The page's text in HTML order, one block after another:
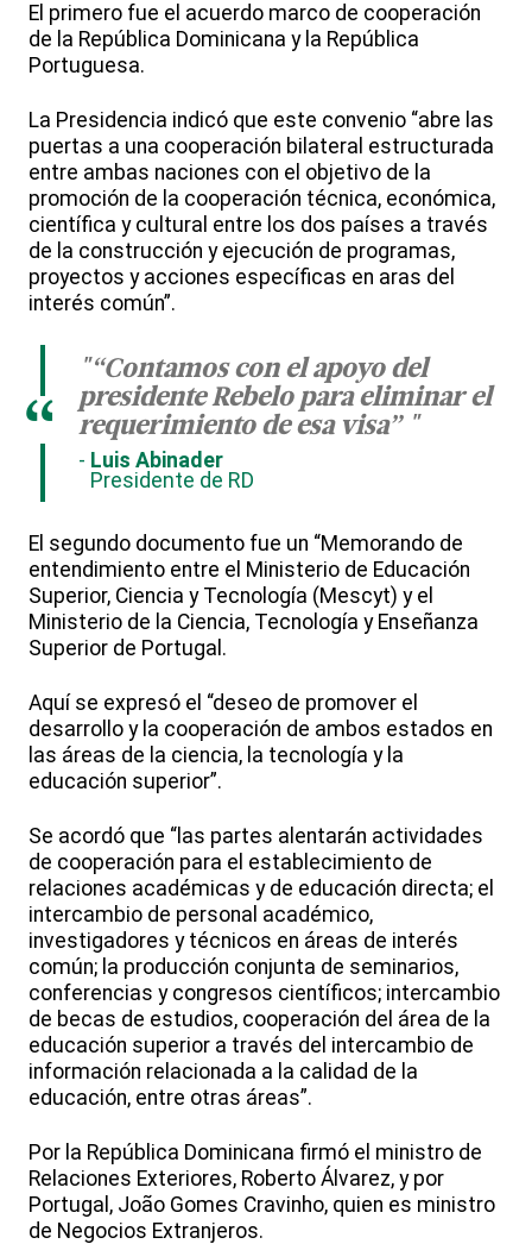
El primero fue el acuerdo marco de cooperación
de la República Dominicana y la República
Portuguesa.
La Presidencia indicó que este convenio “abre las
puertas a una cooperación bilateral estructurada
entre ambas naciones con el objetivo de la
promoción de la cooperación técnica, económica,
científica y cultural entre los dos países a través
de la construcción y ejecución de programas,
proyectos y acciones específicas en aras del
interés común”.
"“Contamos con el apoyo del
presidente Rebelo para eliminar el
requerimiento de esa visa” "
Luis Abinader
Presidente de RD
“
El segundo documento fue un “Memorando de
entendimiento entre el Ministerio de Educación
Superior, Ciencia y Tecnología (Mescyt) y el
Ministerio de la Ciencia, Tecnología y Enseñanza
Superior de Portugal.
Aquí se expresó el “deseo de promover el
desarrollo y la cooperación de ambos estados en
las áreas de la ciencia, la tecnología y la
educación superior”.
Se acordó que “las partes alentarán actividades
de cooperación para el establecimiento de
relaciones académicas y de educación directa; el
intercambio de personal académico,
investigadores y técnicos en áreas de interés
común; la producción conjunta de seminarios,
conferencias y congresos científicos; intercambio
de becas de estudios, cooperación del área de la
educación superior a través del intercambio de
información relacionada a la calidad de la
educación, entre otras áreas”.
Por la República Dominicana firmó el ministro de
Relaciones Exteriores, Roberto Álvarez, y por
Portugal, João Gomes Cravinho, quien es ministro
de Negocios Extranjeros.